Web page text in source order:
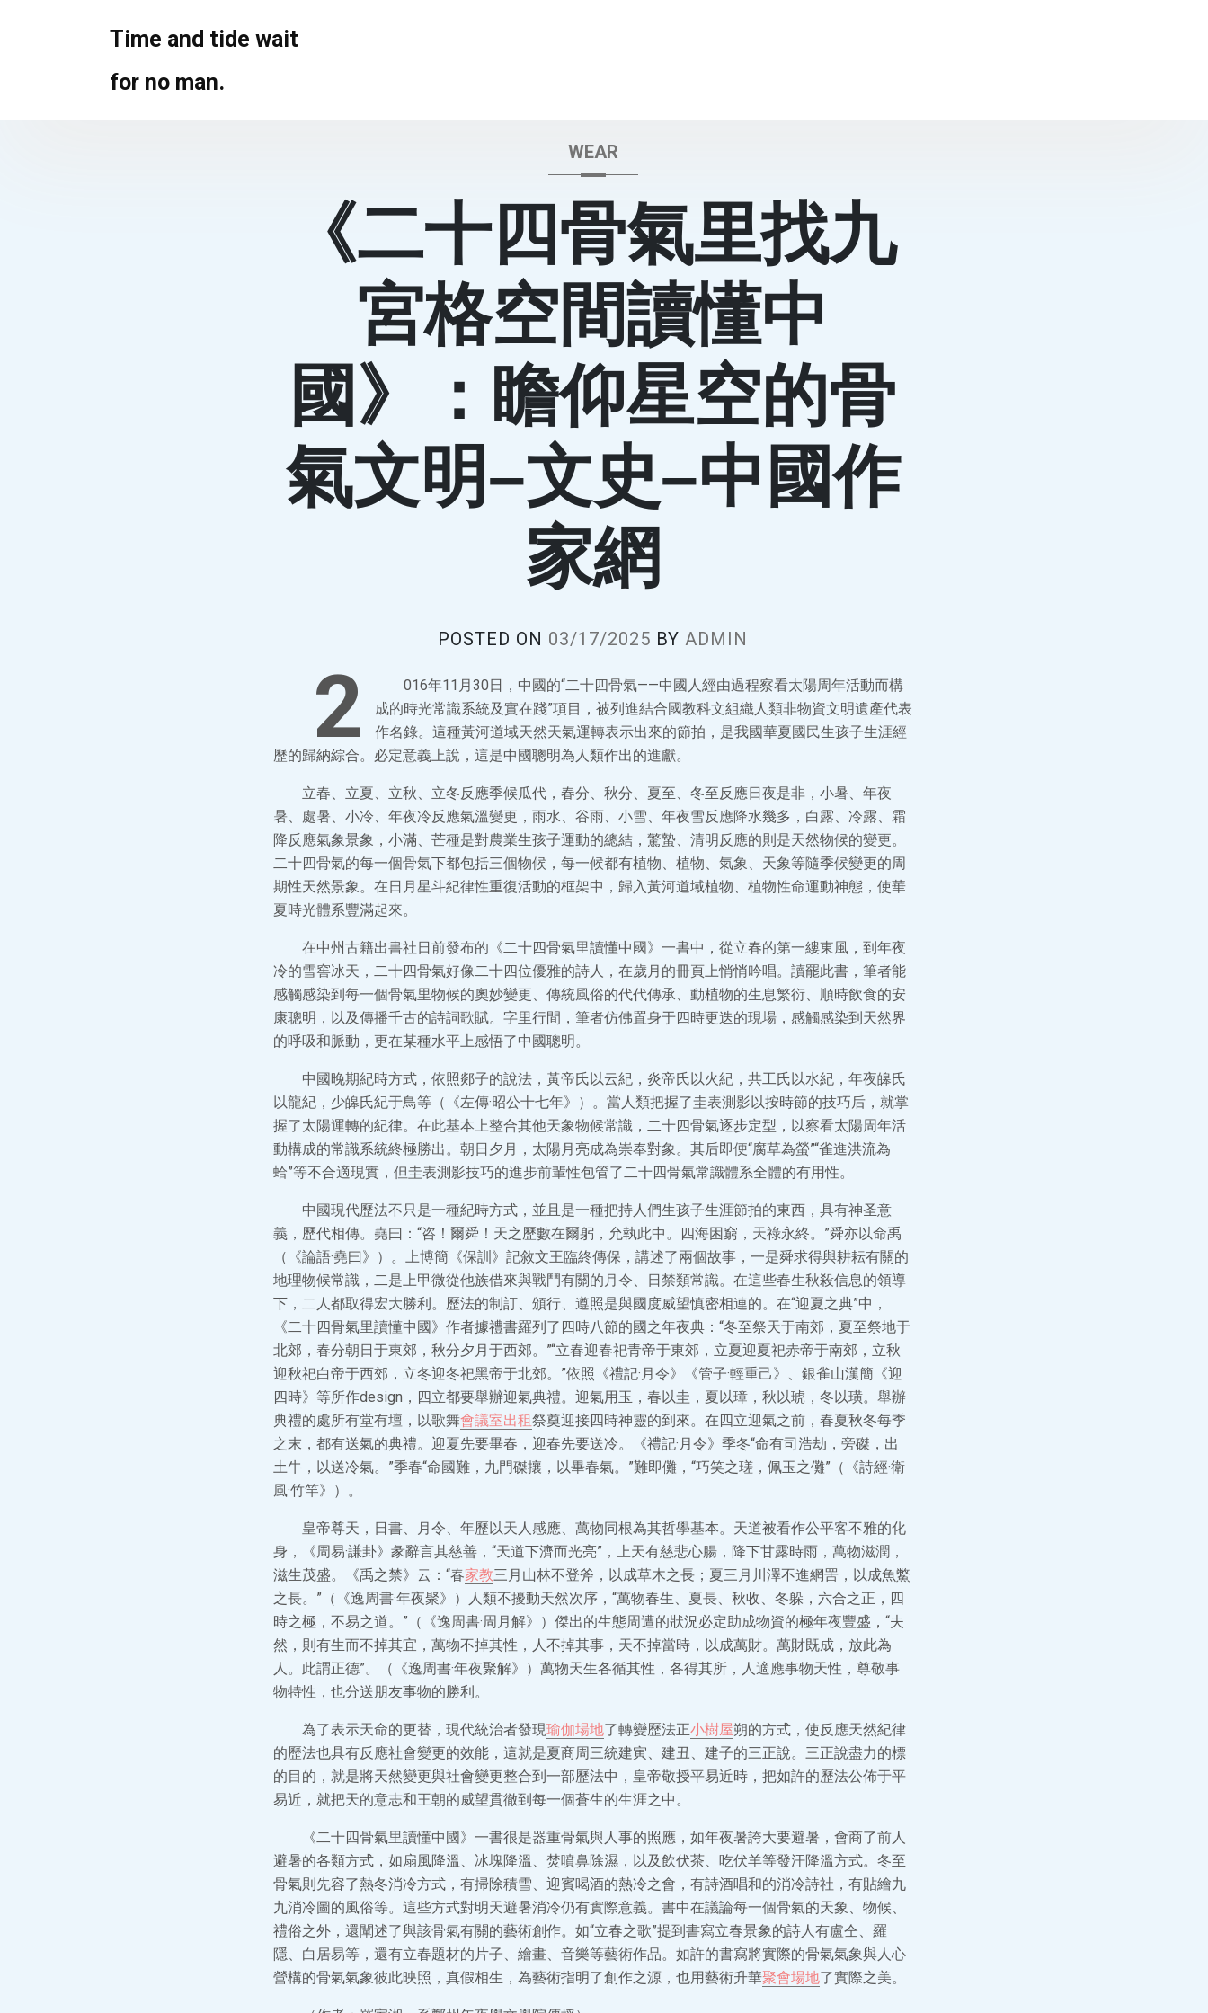
Time and tide wait
for no man.
WEAR
《二十四骨氣里找九
宮格空間讀懂中
國》：瞻仰星空的骨
氣文明–文史–中國作
家網
POSTED ON 03/17/2025 BY ADMIN
2
016年11月30日，中國的“二十四骨氣——中國人經由過程察看太陽周年活動而構
成的時光常識系統及實在踐”項目，被列進結合國教科文組織人類非物資文明遺產代表
作名錄。這種黃河道域天然天氣運轉表示出來的節拍，是我國華夏國民生孩子生涯經
歷的歸納綜合。必定意義上說，這是中國聰明為人類作出的進獻。
立春、立夏、立秋、立冬反應季候瓜代，春分、秋分、夏至、冬至反應日夜是非，小暑、年夜
暑、處暑、小冷、年夜冷反應氣溫變更，雨水、谷雨、小雪、年夜雪反應降水幾多，白露、冷露、霜
降反應氣象景象，小滿、芒種是對農業生孩子運動的總結，驚蟄、清明反應的則是天然物候的變更。
二十四骨氣的每一個骨氣下都包括三個物候，每一候都有植物、植物、氣象、天象等隨季候變更的周
期性天然景象。在日月星斗紀律性重復活動的框架中，歸入黃河道域植物、植物性命運動神態，使華
夏時光體系豐滿起來。
在中州古籍出書社日前發布的《二十四骨氣里讀懂中國》一書中，從立春的第一縷東風，到年夜
冷的雪窖冰天，二十四骨氣好像二十四位優雅的詩人，在歲月的冊頁上悄悄吟唱。讀罷此書，筆者能
感觸感染到每一個骨氣里物候的奧妙變更、傳統風俗的代代傳承、動植物的生息繁衍、順時飲食的安
康聰明，以及傳播千古的詩詞歌賦。字里行間，筆者仿佛置身于四時更迭的現場，感觸感染到天然界
的呼吸和脈動，更在某種水平上感悟了中國聰明。
中國晚期紀時方式，依照郯子的說法，黃帝氏以云紀，炎帝氏以火紀，共工氏以水紀，年夜皞氏
以龍紀，少皞氏紀于鳥等（《左傳·昭公十七年》）。當人類把握了圭表測影以按時節的技巧后，就掌
握了太陽運轉的紀律。在此基本上整合其他天象物候常識，二十四骨氣逐步定型，以察看太陽周年活
動構成的常識系統終極勝出。朝日夕月，太陽月亮成為崇奉對象。其后即便“腐草為螢”“雀進洪流為
蛤”等不合適現實，但圭表測影技巧的進步前輩性包管了二十四骨氣常識體系全體的有用性。
中國現代歷法不只是一種紀時方式，並且是一種把持人們生孩子生涯節拍的東西，具有神圣意
義，歷代相傳。堯曰：“咨！爾舜！天之歷數在爾躬，允執此中。四海困窮，天祿永終。”舜亦以命禹
（《論語·堯曰》）。上博簡《保訓》記敘文王臨終傳保，講述了兩個故事，一是舜求得與耕耘有關的
地理物候常識，二是上甲微從他族借來與戰鬥有關的月令、日禁類常識。在這些春生秋殺信息的領導
下，二人都取得宏大勝利。歷法的制訂、頒行、遵照是與國度威望慎密相連的。在“迎夏之典”中，
《二十四骨氣里讀懂中國》作者據禮書羅列了四時八節的國之年夜典：“冬至祭天于南郊，夏至祭地于
北郊，春分朝日于東郊，秋分夕月于西郊。”“立春迎春祀青帝于東郊，立夏迎夏祀赤帝于南郊，立秋
迎秋祀白帝于西郊，立冬迎冬祀黑帝于北郊。”依照《禮記·月令》《管子·輕重己》、銀雀山漢簡《迎
四時》等所作design，四立都要舉辦迎氣典禮。迎氣用玉，春以圭，夏以璋，秋以琥，冬以璜。舉辦
典禮的處所有堂有壇，以歌舞會議室出租祭奠迎接四時神靈的到來。在四立迎氣之前，春夏秋冬每季
之末，都有送氣的典禮。迎夏先要畢春，迎春先要送冷。《禮記·月令》季冬“命有司浩劫，旁磔，出
土牛，以送冷氣。”季春“命國難，九門磔攘，以畢春氣。”難即儺，“巧笑之瑳，佩玉之儺”（《詩經·衛
風·竹竿》）。
皇帝尊天，日書、月令、年歷以天人感應、萬物同根為其哲學基本。天道被看作公平客不雅的化
身，《周易·謙卦》彖辭言其慈善，“天道下濟而光亮”，上天有慈悲心腸，降下甘露時雨，萬物滋潤，
滋生茂盛。《禹之禁》云：“春家教三月山林不登斧，以成草木之長；夏三月川澤不進網罟，以成魚鱉
之長。”（《逸周書·年夜聚》）人類不擾動天然次序，“萬物春生、夏長、秋收、冬躲，六合之正，四
時之極，不易之道。”（《逸周書·周月解》）傑出的生態周遭的狀況必定助成物資的極年夜豐盛，“夫
然，則有生而不掉其宜，萬物不掉其性，人不掉其事，天不掉當時，以成萬財。萬財既成，放此為
人。此謂正德”。（《逸周書·年夜聚解》）萬物天生各循其性，各得其所，人適應事物天性，尊敬事
物特性，也分送朋友事物的勝利。
為了表示天命的更替，現代統治者發現瑜伽場地了轉變歷法正小樹屋朔的方式，使反應天然紀律
的歷法也具有反應社會變更的效能，這就是夏商周三統建寅、建丑、建子的三正說。三正說盡力的標
的目的，就是將天然變更與社會變更整合到一部歷法中，皇帝敬授平易近時，把如許的歷法公佈于平
易近，就把天的意志和王朝的威望貫徹到每一個蒼生的生涯之中。
《二十四骨氣里讀懂中國》一書很是器重骨氣與人事的照應，如年夜暑誇大要避暑，會商了前人
避暑的各類方式，如扇風降溫、冰塊降溫、焚噴鼻除濕，以及飲伏茶、吃伏羊等發汗降溫方式。冬至
骨氣則先容了熱冬消冷方式，有掃除積雪、迎賓喝酒的熱冷之會，有詩酒唱和的消冷詩社，有貼繪九
九消冷圖的風俗等。這些方式對明天避暑消冷仍有實際意義。書中在議論每一個骨氣的天象、物候、
禮俗之外，還闡述了與該骨氣有關的藝術創作。如“立春之歌”提到書寫立春景象的詩人有盧仝、羅
隱、白居易等，還有立春題材的片子、繪畫、音樂等藝術作品。如許的書寫將實際的骨氣氣象與人心
營構的骨氣氣象彼此映照，真假相生，為藝術指明了創作之源，也用藝術升華聚會場地了實際之美。